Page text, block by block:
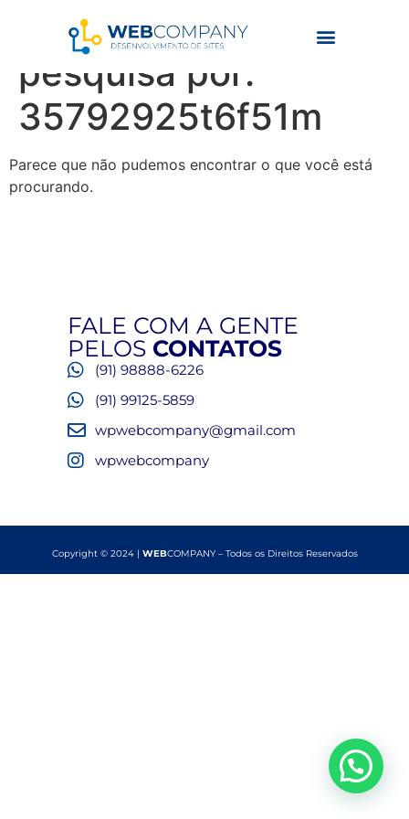
Resultados da
pesquisa por:
35792925t6f51m
Parece que não pudemos encontrar o que você está
procurando.
FALE COM A GENTE
PELOS CONTATOS
(91) 98888-6226
(91) 99125-5859
wpwebcompany@gmail.com
wpwebcompany
Copyright © 2024 | WEBCOMPANY – Todos os Direitos Reservados